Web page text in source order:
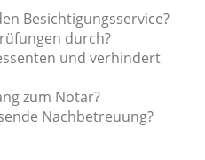
Besichtigungsservice?
durch?
und verhindert
zum Notar?
Nachbetreuung?